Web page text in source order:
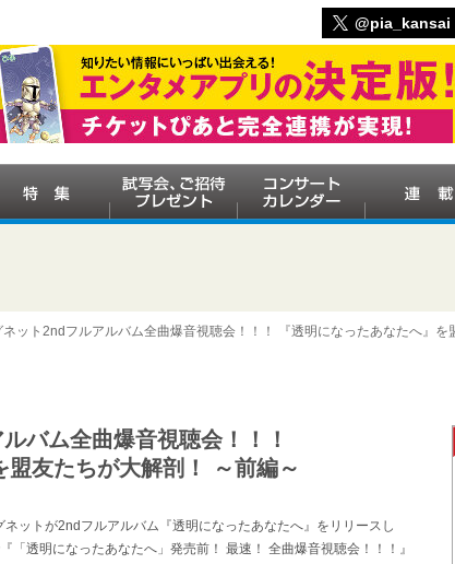
@pia_kansai
ット2ndフルアルバム全曲爆音視聴会！！！ 『透明になったあなたへ』を
バム全曲爆音視聴会！！！
盟友たちが大解剖！ ～前編～
ットが2ndフルアルバム『透明になったあなたへ』をリリースし
透明になったあなたへ」発売前！ 最速！ 全曲爆音視聴会！！！』